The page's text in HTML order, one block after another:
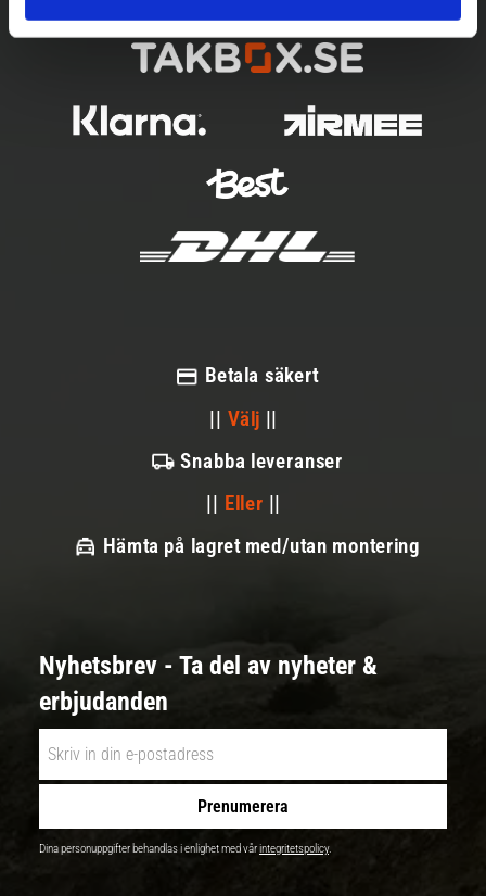
Betala säkert
|| Välj ||
Snabba leveranser
|| Eller ||
Hämta på lagret med/utan montering
Nyhetsbrev - Ta del av nyheter &
erbjudanden
Prenumerera
Dina personuppgifter behandlas i enlighet med vårintegritetspolicy.